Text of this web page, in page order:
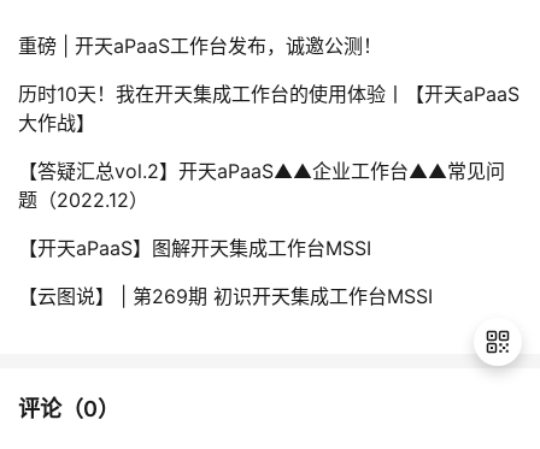
重磅 | 开天aPaaS工作台发布，诚邀公测！
历时10天！我在开天集成工作台的使用体验丨【开天aPaaS
大作战】
【答疑汇总vol.2】开天aPaaS▲▲企业工作台▲▲常见问
题（2022.12）
【开天aPaaS】图解开天集成工作台MSSI
【云图说】 | 第269期 初识开天集成工作台MSSI
评论（0）